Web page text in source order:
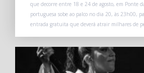
que decorre entre 18 e 24 de agosto, em Ponte
portuguesa sobe ao palco no dia 20, às 23h00,
entrada gratuita que deverá atrair milhares de